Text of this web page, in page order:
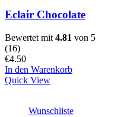
Eclair Chocolate
Bewertet mit 4.81 von 5
(16)
€4.50
In den Warenkorb
Quick View
Wunschliste